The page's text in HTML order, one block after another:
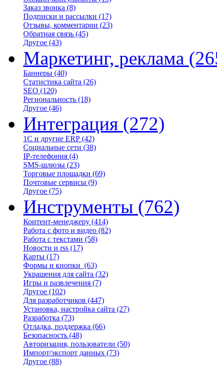
Заказ звонка (8)
Подписки и рассылки (17)
Отзывы, комментарии (23)
Обратная связь (45)
Другое (43)
Маркетинг, реклама
Баннеры (40)
Статистика сайта (26)
SEO (120)
Региональность (18)
Другое (46)
Интеграция (272)
1С и другие ERP (42)
Социальные сети (38)
IP-телефония (4)
SMS-шлюзы (23)
Торговые площадки (69)
Почтовые сервисы (9)
Другое (75)
Инструменты (762)
Контент-менеджеру (414)
Работа с фото и видео (82)
Работа с текстами (58)
Новости и rss (17)
Карты (17)
Формы и кнопки (63)
Украшения для сайта (32)
Игры и развлечения (7)
Другое (102)
Для разработчиков (447)
Установка, настройка сайта (27)
Разработка (73)
Отладка, поддержка (66)
Безопасность (48)
Авторизация, пользователи (50)
Импорт/экспорт данных (73)
Другое (88)